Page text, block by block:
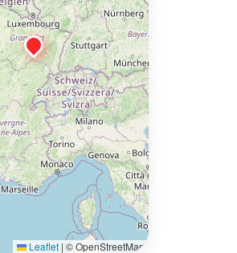
Leaflet | © OpenStreetMap